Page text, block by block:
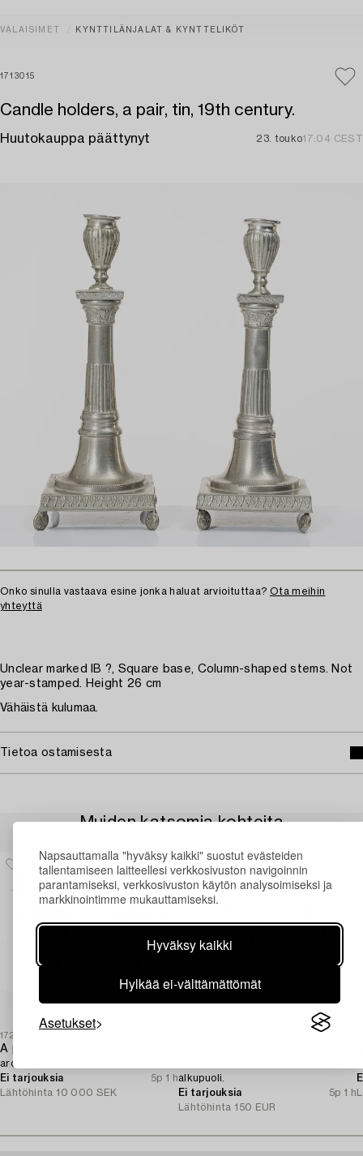
Napsauttamalla "hyväksy kaikki" suostut evästeiden
tallentamiseen laitteellesi verkkosivuston navigoinnin
parantamiseksi, verkkosivuston käytön analysoimiseksi ja
markkinointimme mukauttamiseksi.
Hyväksy kaikki
Hylkää ei-välttämättömät
Asetukset
VALAISIMET KYNTTILÄNJALAT & KYNTTELIKÖT
1713015
Candle holders, a pair, tin, 19th century.
Huutokauppa päättynyt 23. touko17:04 CEST
Onko sinulla vastaava esine jonka haluat arvioituttaa? Ota meihin
yhteyttä
Unclear marked IB ?, Square base, Column-shaped stems. Not
year-stamped. Height 26 cm
Vähäistä kulumaa.
Tietoa ostamisesta
Muiden katsomia kohteita
1724414
A pair of candelabras,
around 1900.
Ei tarjouksia
5p 1 h
Lähtöhinta 10 000 SEK
alkupuoli.
Ei tarjouksia
5p 1 h
Lähtöhinta 150 EUR